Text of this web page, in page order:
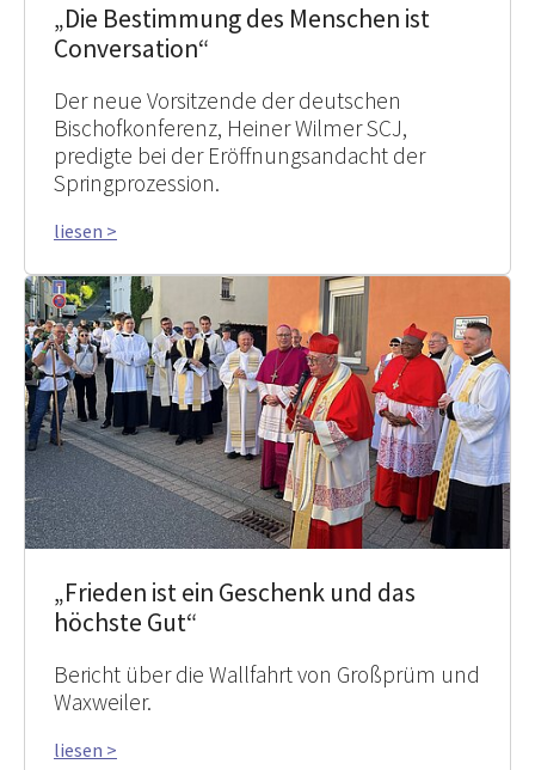
„Die Bestimmung des Menschen ist
Conversation“
Der neue Vorsitzende der deutschen
Bischofkonferenz, Heiner Wilmer SCJ,
predigte bei der Eröffnungsandacht der
Springprozession.
liesen >
„Frieden ist ein Geschenk und das
höchste Gut“
Bericht über die Wallfahrt von Großprüm und
Waxweiler.
liesen >